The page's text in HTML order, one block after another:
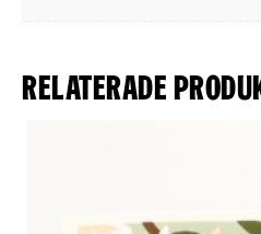
Relaterade